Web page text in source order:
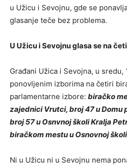
u Užicu i Sevojnu, gde se
glasanje teče bez problema.
U Užicu i Sevojnu glasa se na
Građani Užica i Sevojna, u sredu,
ponovljenim izborima na četiri
parlamentarne izbore: biračko
zajednici Vrutci, broj 47 u Domu
broj 57 u Osnvnoj školi Kralja
biračkom mestu u Osnovnoj školi
Ni u Užicu ni u Sevojnu nema